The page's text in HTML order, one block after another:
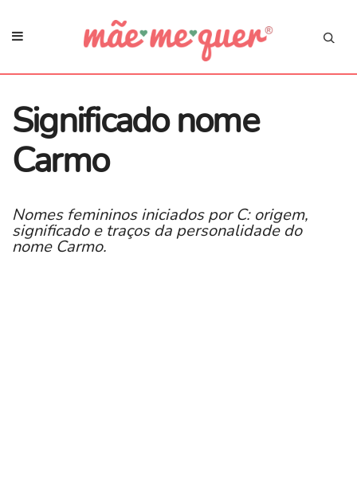
Significado nome
Carmo
Nomes femininos iniciados por C: origem,
significado e traços da personalidade do
nome Carmo.